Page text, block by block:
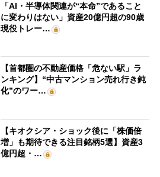
「AI・半導体関連が“本命”であること
に変わりはない」資産20億円超の90歳
現役トレー…
【首都圏の不動産価格「危ない駅」ラ
ンキング】“中古マンション売れ行き鈍
化”のワー…
【キオクシア・ショック後に「株価倍
増」も期待できる注目銘柄5選】資産3
億円超・…